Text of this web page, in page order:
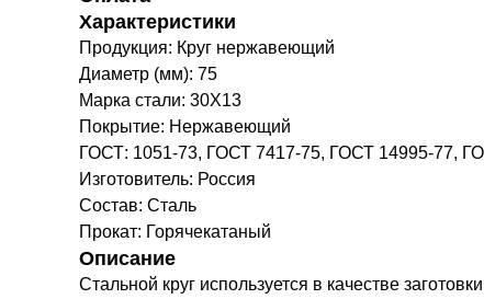
Характеристики
Продукция: Круг нержавеющий
Диаметр (мм): 75
Марка стали: 30Х13
Покрытие: Нержавеющий
ГОСТ: 1051-73, ГОСТ 7417-75, ГОСТ 14995-77,
Изготовитель: Россия
Состав: Сталь
Прокат: Горячекатаный
Описание
Стальной круг используется в качестве